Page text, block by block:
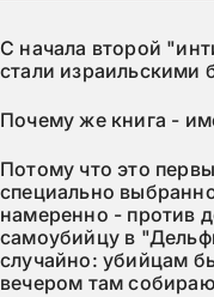
С начала второй
стали израильскими
Почему же книга -
Потому что это
специально
намеренно - против
самоубийцу в
случайно: убийцам
вечером там